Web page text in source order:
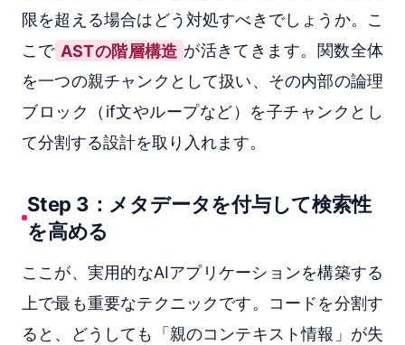
限を超える場合はどう対処すべきでしょうか。こ
こで ASTの階層構造 が活きてきます。関数全体
を一つの親チャンクとして扱い、その内部の論理
ブロック（if文やループなど）を子チャンクとし
て分割する設計を取り入れます。
Step 3：メタデータを付与して検索性
を高める
ここが、実用的なAIアプリケーションを構築する
上で最も重要なテクニックです。コードを分割す
ると、どうしても「親のコンテキスト情報」が失